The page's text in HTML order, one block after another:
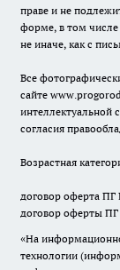
праве и не
форме, в том числе
не иначе, как с
Все
сайте
интеллектуальной
согласия
Возрастная
договор оферта ПГ
договор оферты
«На
технологии